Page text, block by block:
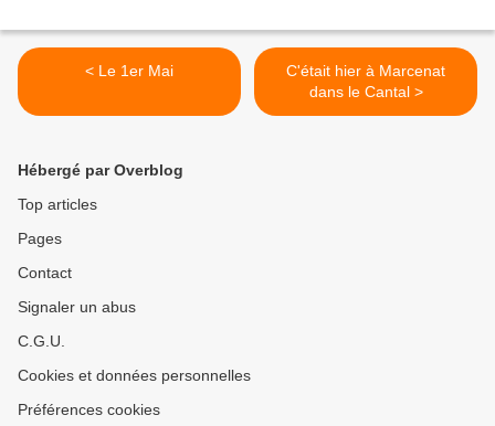
< Le 1er Mai
C'était hier à Marcenat
dans le Cantal >
Hébergé par Overblog
Top articles
Pages
Contact
Signaler un abus
C.G.U.
Cookies et données personnelles
Préférences cookies